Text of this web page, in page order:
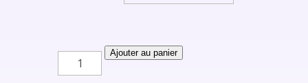
10,00€
60,00€
quantité
Reiki
Ajouter au panier